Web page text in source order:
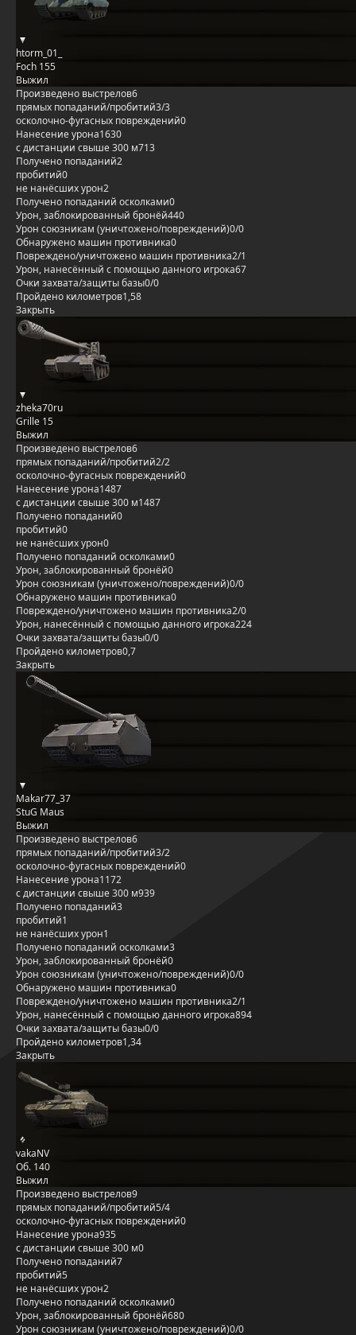
htorm_01_
Foch 155
Выжил
Произведено выстрелов6
прямых попаданий/пробитий3/3
осколочно-фугасных повреждений0
Нанесение урона1630
с дистанции свыше 300 м713
Получено попаданий2
пробитий0
не нанёсших урон2
Получено попаданий осколками0
Урон, заблокированный бронёй440
Урон союзникам (уничтожено/повреждений)0/0
Обнаружено машин противника0
Повреждено/уничтожено машин противника2/1
Урон, нанесённый с помощью данного игрока67
Очки захвата/защиты базы0/0
Пройдено километров1,58
Закрыть
zheka70ru
Grille 15
Выжил
Произведено выстрелов6
прямых попаданий/пробитий2/2
осколочно-фугасных повреждений0
Нанесение урона1487
с дистанции свыше 300 м1487
Получено попаданий0
пробитий0
не нанёсших урон0
Получено попаданий осколками0
Урон, заблокированный бронёй0
Урон союзникам (уничтожено/повреждений)0/0
Обнаружено машин противника0
Повреждено/уничтожено машин противника2/0
Урон, нанесённый с помощью данного игрока224
Очки захвата/защиты базы0/0
Пройдено километров0,7
Закрыть
Makar77_37
StuG Maus
Выжил
Произведено выстрелов6
прямых попаданий/пробитий3/2
осколочно-фугасных повреждений0
Нанесение урона1172
с дистанции свыше 300 м939
Получено попаданий3
пробитий1
не нанёсших урон1
Получено попаданий осколками3
Урон, заблокированный бронёй0
Урон союзникам (уничтожено/повреждений)0/0
Обнаружено машин противника0
Повреждено/уничтожено машин противника2/1
Урон, нанесённый с помощью данного игрока894
Очки захвата/защиты базы0/0
Пройдено километров1,34
Закрыть
vakaNV
Об. 140
Выжил
Произведено выстрелов9
прямых попаданий/пробитий5/4
осколочно-фугасных повреждений0
Нанесение урона935
с дистанции свыше 300 м0
Получено попаданий7
пробитий5
не нанёсших урон2
Получено попаданий осколками0
Урон, заблокированный бронёй680
Урон союзникам (уничтожено/повреждений)0/0